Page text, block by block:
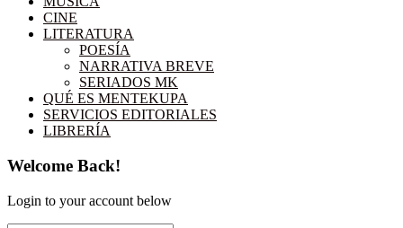
CINE
LITERATURA
POESÍA
NARRATIVA BREVE
SERIADOS MK
QUÉ ES MENTEKUPA
SERVICIOS EDITORIALES
LIBRERÍA
Welcome Back!
Login to your account below